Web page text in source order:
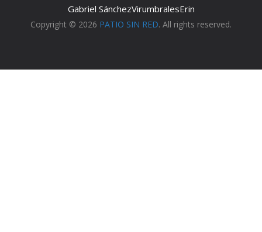
Gabriel SánchezVirumbralesErin
Copyright © 2026 PATIO SIN RED. All rights reserved.